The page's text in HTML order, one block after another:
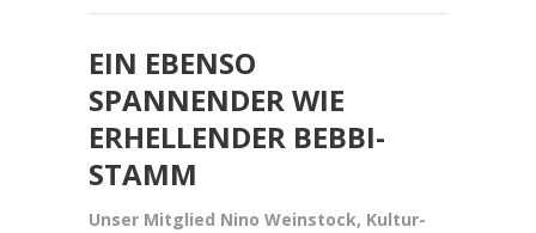
EIN EBENSO
SPANNENDER WIE
ERHELLENDER BEBBI-
STAMM
Unser Mitglied Nino Weinstock, Kultur-